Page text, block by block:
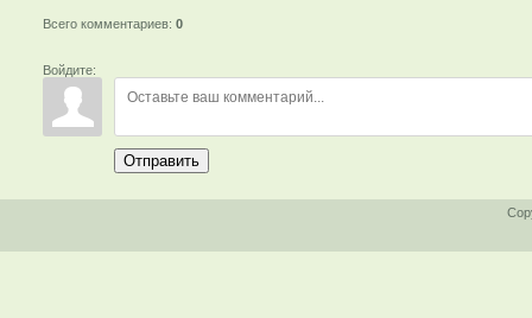
Всего комментариев:0
Войдите:
Отправить